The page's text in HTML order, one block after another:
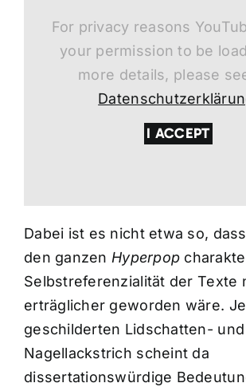
For privacy reasons
your permission to be
more details, please
I ACCEPT
Dabei ist es nicht etwa so,
den ganzen Hyperpop
Selbstreferenzialität der Texte
erträglicher geworden wäre.
geschilderten Lidschatten- und
Nagellackstrich scheint da
dissertationswürdige